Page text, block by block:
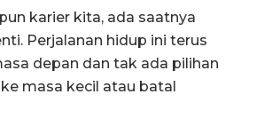
karier kita, ada saatnya
Perjalanan hidup ini terus
depan dan tak ada pilihan
masa kecil atau batal